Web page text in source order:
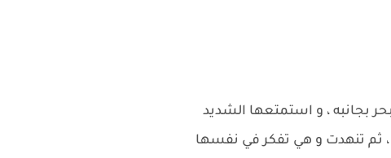
بجانبه ، و استمتعها الشديد
، ثم تنهدت و هي تفكر في نفسها